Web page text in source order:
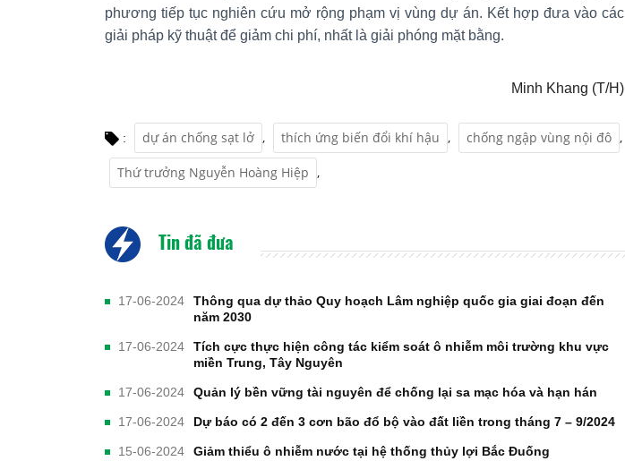
phương tiếp tục nghiên cứu mở rộng phạm vị vùng dự án. Kết hợp đưa vào các
giải pháp kỹ thuật để giảm chi phí, nhất là giải phóng mặt bằng.
Minh Khang (T/H)
: dự án chống sạt lở , thích ứng biến đổi khí hậu , chống ngập vùng nội đô ,
Thứ trưởng Nguyễn Hoàng Hiệp ,
Tin đã đưa
17-06-2024
Thông qua dự thảo Quy hoạch Lâm nghiệp quốc gia giai đoạn đến
năm 2030
17-06-2024
Tích cực thực hiện công tác kiểm soát ô nhiễm môi trường khu vực
miền Trung, Tây Nguyên
17-06-2024 Quản lý bền vững tài nguyên để chống lại sa mạc hóa và hạn hán
17-06-2024 Dự báo có 2 đến 3 cơn bão đổ bộ vào đất liền trong tháng 7 – 9/2024
15-06-2024 Giảm thiểu ô nhiễm nước tại hệ thống thủy lợi Bắc Đuống